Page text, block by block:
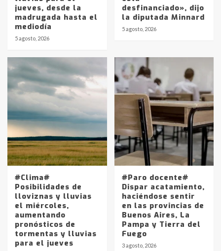
jueves, desde la
madrugada hasta el
mediodía
5 agosto, 2026
desfinanciado», dijo
la diputada Minnard
5 agosto, 2026
#Clima#
Posibilidades de
lloviznas y lluvias
el miércoles,
aumentando
pronósticos de
tormentas y lluvias
para el jueves
#Paro docente#
Dispar acatamiento,
haciéndose sentir
en las provincias de
Buenos Aires, La
Pampa y Tierra del
Fuego
3 agosto, 2026
pampeanos que fueron
protagonistas del fatal accidente
en la mañana del lunes
4
Accidente en Ruta 5: falleció un
joven de Trenque Lauquen
5
Los precios de los combustibles en
La Pampa, desde YPF hasta Axion
entre 857 a 1338 pesos
6
La Bolsa de Cereales de Bahía
Blanca anticipa que Agosto vendrá
con lluvias y heladas, en gran parte
de la provincia